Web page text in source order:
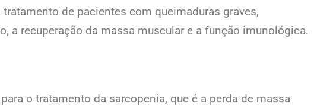
de pacientes com queimaduras graves,
a recuperação da massa muscular e a função imunológica.
o tratamento da sarcopenia, que é a perda de massa